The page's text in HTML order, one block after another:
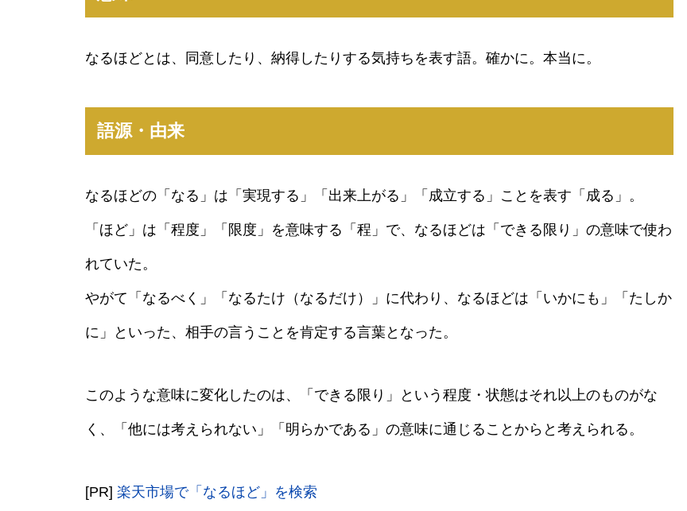
なるほどとは、同意したり、納得したりする気持ちを表す語。確かに。本当に。
語源・由来
なるほどの「なる」は「実現する」「出来上がる」「成立する」ことを表す「成る」。
「ほど」は「程度」「限度」を意味する「程」で、なるほどは「できる限り」の意味で使わ
れていた。
やがて「なるべく」「なるたけ（なるだけ）」に代わり、なるほどは「いかにも」「たしか
に」といった、相手の言うことを肯定する言葉となった。
このような意味に変化したのは、「できる限り」という程度・状態はそれ以上のものがな
く、「他には考えられない」「明らかである」の意味に通じることからと考えられる。
[PR] 楽天市場で「なるほど」を検索